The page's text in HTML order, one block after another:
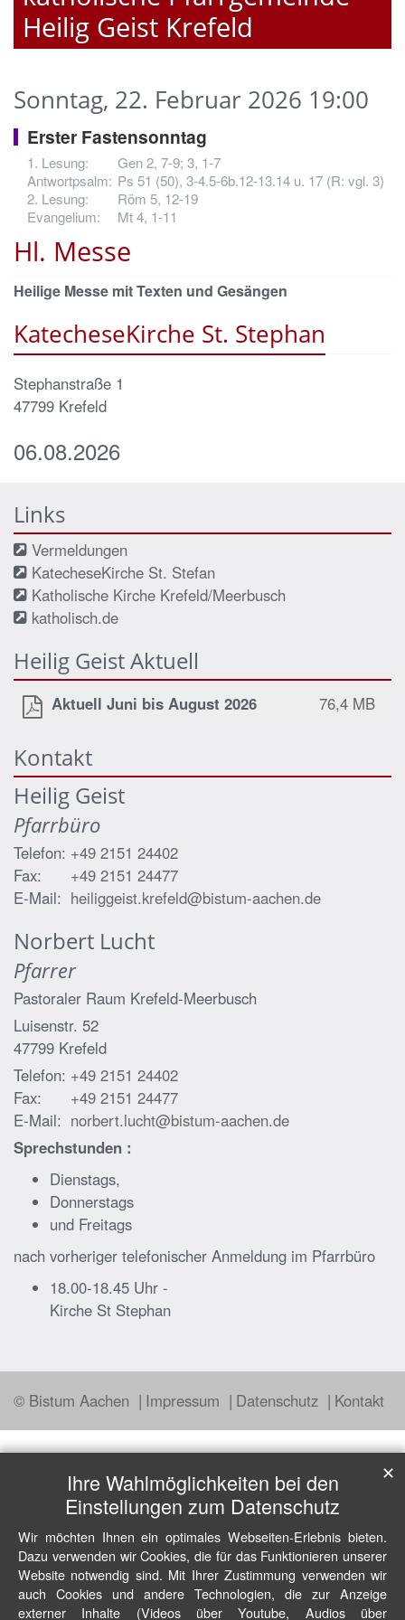
Heilig Geist Krefeld
Hl. Messe
Sonntag, 22. Februar 2026 19:00
Erster Fastensonntag
Gen 2, 7-9; 3, 1-7
Ps 51 (50), 3-4.5-6b.12-13.14 u. 17 (R: vgl. 3)
Röm 5, 12-19
Mt 4, 1-11
Heilige Messe mit Texten und Gesängen
KatecheseKirche St. Stephan
Stephanstraße 1
47799 Krefeld
06.08.2026
Links
Vermeldungen
KatecheseKirche St. Stefan
Katholische Kirche Krefeld/Meerbusch
katholisch.de
Heilig Geist Aktuell
Aktuell Juni bis August 2026 76,4 MB
Kontakt
Heilig Geist
Pfarrbüro
Telefon: +49 2151 24402
Fax:
+49 2151 24477
E-Mail: heiliggeist.krefeld@bistum-aachen.de
Norbert Lucht
Pfarrer
Pastoraler Raum Krefeld-Meerbusch
Luisenstr. 52
47799 Krefeld
Telefon: +49 2151 24402
Fax:
+49 2151 24477
E-Mail: norbert.lucht@bistum-aachen.de
Sprechstunden :
Dienstags,
Donnerstags
und Freitags
nach vorheriger telefonischer Anmeldung im Pfarrbüro
18.00-18.45 Uhr -
Kirche St Stephan
© Bistum Aachen Impressum Datenschutz Kontakt
Ihre Wahlmöglichkeiten bei den
Einstellungen zum Datenschutz
Wir möchten Ihnen ein optimales Webseiten-Erlebnis bieten.
Dazu verwenden wir Cookies, die für das Funktionieren unserer
Website notwendig sind. Mit Ihrer Zustimmung verwenden wir
auch Cookies und andere Technologien, die zur Anzeige
externer Inhalte (Videos über Youtube, Audios über
✕